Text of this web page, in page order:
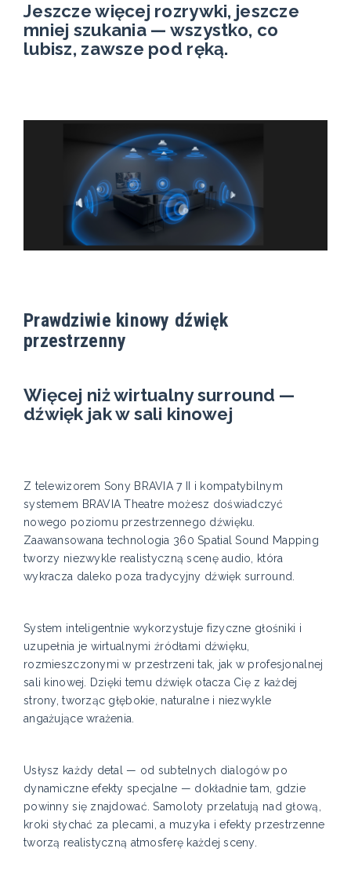
Jeszcze więcej rozrywki, jeszcze
mniej szukania — wszystko, co
lubisz, zawsze pod ręką.
Prawdziwie kinowy dźwięk
przestrzenny
Więcej niż wirtualny surround —
dźwięk jak w sali kinowej
Z telewizorem Sony BRAVIA 7 II i kompatybilnym
systemem BRAVIA Theatre możesz doświadczyć
nowego poziomu przestrzennego dźwięku.
Zaawansowana technologia 360 Spatial Sound Mapping
tworzy niezwykle realistyczną scenę audio, która
wykracza daleko poza tradycyjny dźwięk surround.
System inteligentnie wykorzystuje fizyczne głośniki i
uzupełnia je wirtualnymi źródłami dźwięku,
rozmieszczonymi w przestrzeni tak, jak w profesjonalnej
sali kinowej. Dzięki temu dźwięk otacza Cię z każdej
strony, tworząc głębokie, naturalne i niezwykle
angażujące wrażenia.
Usłysz każdy detal — od subtelnych dialogów po
dynamiczne efekty specjalne — dokładnie tam, gdzie
powinny się znajdować. Samoloty przelatują nad głową,
kroki słychać za plecami, a muzyka i efekty przestrzenne
tworzą realistyczną atmosferę każdej sceny.